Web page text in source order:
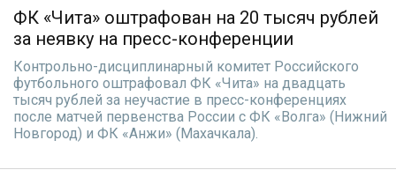
ФК «Чита» оштрафован на 20 тысяч рублей
за неявку на пресс-конференции
Контрольно-дисциплинарный комитет Российского
футбольного оштрафовал ФК «Чита» на двадцать
тысяч рублей за неучастие в пресс-конференциях
после матчей первенства России с ФК «Волга» (Нижний
Новгород) и ФК «Анжи» (Махачкала).